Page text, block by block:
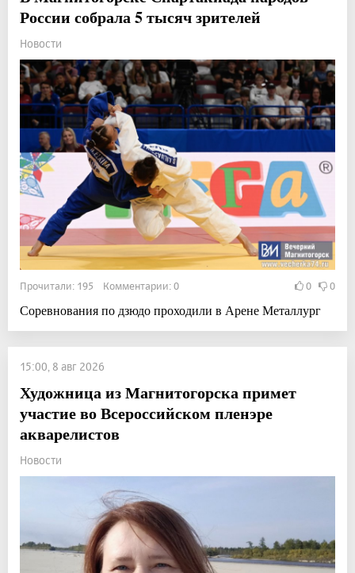
России собрала 5 тысяч зрителей
Новости
Прочитали: 195 Комментарии: 0 0 0
Соревнования по дзюдо проходили в Арене Металлург
15:00, 8 авг 2026
Художница из Магнитогорска примет
участие во Всероссийском пленэре
акварелистов
Новости